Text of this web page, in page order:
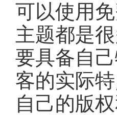
可以使用
主题都是
要具备自
客的实际
自己的版